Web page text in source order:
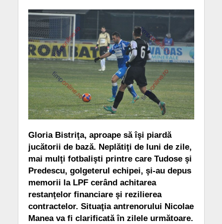
Gloria Bistriţa, aproape să îşi piardă
jucătorii de bază. Neplătiţi de luni de zile,
mai mulţi fotbalişti printre care Tudose şi
Predescu, golgeterul echipei, şi-au depus
memorii la LPF cerând achitarea
restanţelor financiare şi rezilierea
contractelor. Situaţia antrenorului Nicolae
Manea va fi clarificată în zilele următoare.